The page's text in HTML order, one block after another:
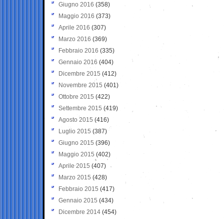
Giugno 2016 (358)
Maggio 2016 (373)
Aprile 2016 (307)
Marzo 2016 (369)
Febbraio 2016 (335)
Gennaio 2016 (404)
Dicembre 2015 (412)
Novembre 2015 (401)
Ottobre 2015 (422)
Settembre 2015 (419)
Agosto 2015 (416)
Luglio 2015 (387)
Giugno 2015 (396)
Maggio 2015 (402)
Aprile 2015 (407)
Marzo 2015 (428)
Febbraio 2015 (417)
Gennaio 2015 (434)
Dicembre 2014 (454)